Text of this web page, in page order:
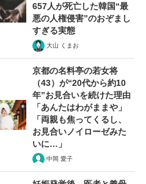
3/12
657人が死亡した韓国“最
悪の人権侵害”のおぞまし
すぎる実態
大山 くまお
京都の名料亭の若女将
（43）が“20代から約10
年”お見合いを続けた理由
「あんたはわがままや」
「両親も焦ってくるし、
お見合いノイローゼみた
いに…」
中岡 愛子